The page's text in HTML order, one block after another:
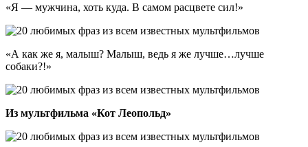
«Я ― мужчина, хоть куда. В самом расцвете сил!»
«А как же я, малыш? Малыш, ведь я же лучше…лучше
собаки?!»
Из мультфильма «Кот Леопольд»